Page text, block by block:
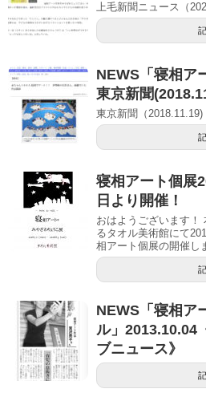
上毛新聞ニュース（
NEWS「寝相ア
東京新聞
東京新聞（2018.11.19)
寝相アート個展
日より開催！
おはようございます！
るタオル美術館にて
相アート個展の開催し
NEWS「寝相ア
ル」2013.10.04
ブニュース》